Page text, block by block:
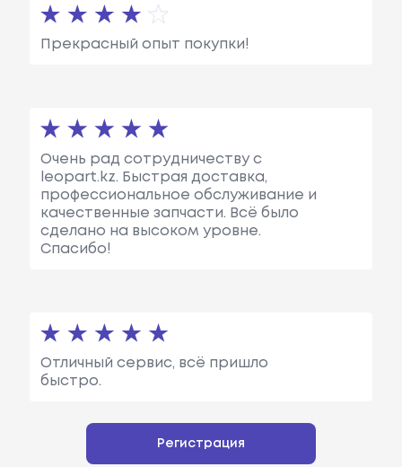
Прекрасный опыт покупки!
Очень рад сотрудничеству с
leopart.kz. Быстрая доставка,
профессиональное обслуживание и
качественные запчасти. Всё было
сделано на высоком уровне.
Спасибо!
Отличный сервис, всё пришло
быстро.
Регистрация